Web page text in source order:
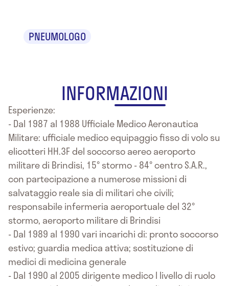
PNEUMOLOGO
INFORMAZIONI
Esperienze:
- Dal 1987 al 1988 Ufficiale Medico Aeronautica
Militare: ufficiale medico equipaggio fisso di volo su
elicotteri HH.3F del soccorso aereo aeroporto
militare di Brindisi, 15° stormo - 84° centro S.A.R.,
con partecipazione a numerose missioni di
salvataggio reale sia di militari che civili;
responsabile infermeria aeroportuale del 32°
stormo, aeroporto militare di Brindisi
- Dal 1989 al 1990 vari incarichi di: pronto soccorso
estivo; guardia medica attiva; sostituzione di
medici di medicina generale
- Dal 1990 al 2005 dirigente medico I livello di ruolo